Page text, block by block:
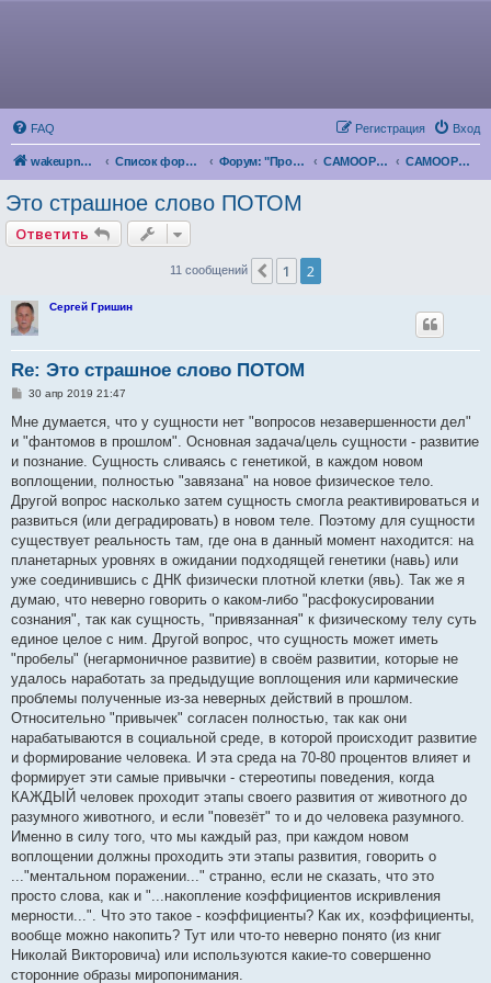
FAQ Вход
Регистрация
wakeupnow.info Список форумов Форум: "Пробуждение Разума" САМООРГАНИЗАЦИЯ САМООРГАНИЗАЦИЯ ЛИЧНОСТИ
Это страшное слово ПОТОМ
Ответить
11 сообщений Пред.
1 2
Сергей Гришин
Re: Это страшное слово ПОТОМ
С
о
щ
е
и
е
30 апр 2019 21:47
Мне думается, что у сущности нет "вопросов незавершенности дел"
и "фантомов в прошлом". Основная задача/цель сущности - развитие
и познание. Сущность сливаясь с генетикой, в каждом новом
воплощении, полностью "завязана" на новое физическое тело.
Другой вопрос насколько затем сущность смогла реактивироваться и
развиться (или деградировать) в новом теле. Поэтому для сущности
существует реальность там, где она в данный момент находится: на
планетарных уровнях в ожидании подходящей генетики (навь) или
уже соединившись с ДНК физически плотной клетки (явь). Так же я
думаю, что неверно говорить о каком-либо "расфокусировании
сознания", так как сущность, "привязанная" к физическому телу суть
единое целое с ним. Другой вопрос, что сущность может иметь
"пробелы" (негармоничное развитие) в своём развитии, которые не
удалось наработать за предыдущие воплощения или кармические
проблемы полученные из-за неверных действий в прошлом.
Относительно "привычек" согласен полностью, так как они
нарабатываются в социальной среде, в которой происходит развитие
и формирование человека. И эта среда на 70-80 процентов влияет и
формирует эти самые привычки - стереотипы поведения, когда
КАЖДЫЙ человек проходит этапы своего развития от животного до
разумного животного, и если "повезёт" то и до человека разумного.
Именно в силу того, что мы каждый раз, при каждом новом
воплощении должны проходить эти этапы развития, говорить о
..."ментальном поражении..." странно, если не сказать, что это
просто слова, как и "...накопление коэффициентов искривления
мерности...". Что это такое - коэффициенты? Как их, коэффициенты,
вообще можно накопить? Тут или что-то неверно понято (из книг
Николай Викторовича) или используются какие-то совершенно
сторонние образы миропонимания.